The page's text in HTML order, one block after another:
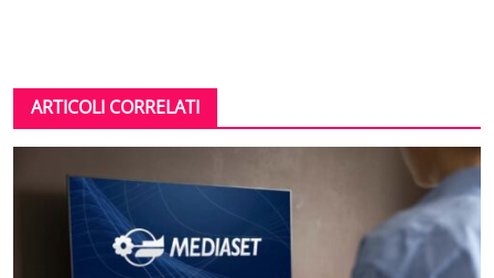
ARTICOLI CORRELATI